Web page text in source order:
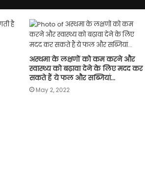
अस्थमा के लक्षणों को कम करने और
स्वास्थ्य को बढ़ावा देने के लिए मदद कर
सकते हैं ये फल और सब्जियां…
May 2, 2022